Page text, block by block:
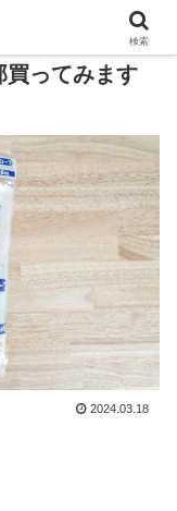
買ってみます
2024.03.18
検索